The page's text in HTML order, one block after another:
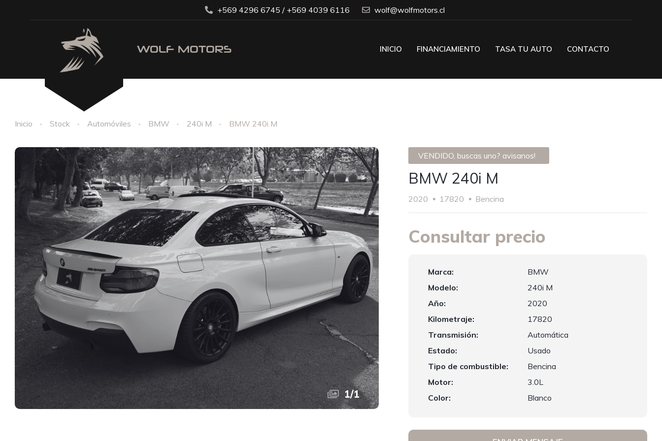
+569 4296 6745 / +569 4039 6116 wolf@wolfmotors.cl
INICIO FINANCIAMIENTO TASA TU AUTO CONTACTO
Inicio Stock Automóviles BMW 240i M BMW 240i M
1/1
VENDIDO, buscas uno? avisanos!
BMW 240i M
2020 17820 Bencina
Consultar precio
Marca:
BMW
Modelo:
240i M
Año:
2020
Kilometraje:
17820
Transmisión:
Automática
Estado:
Usado
Tipo de combustible:
Bencina
Motor:
3.0L
Color:
Blanco